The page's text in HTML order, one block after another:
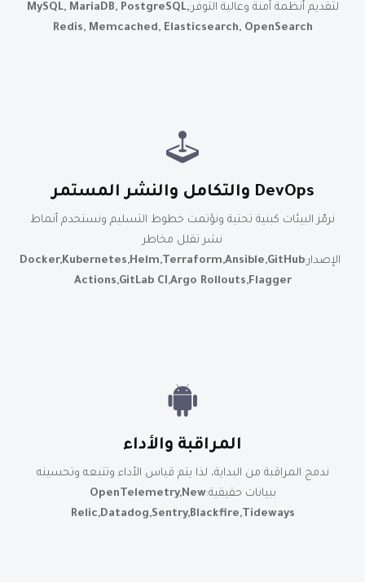
لتقديم أنظمة آمنة وعالية التوفر:MySQL, MariaDB, PostgreSQL,
Redis, Memcached, Elasticsearch, OpenSearch
DevOps والتكامل والنشر المستمر
نرمّز البيئات كبنية تحتية ونؤتمت خطوط التسليم ونستخدم أنماط
نشر تقلل مخاطر
الإصدار:Docker,Kubernetes,Helm,Terraform,Ansible,GitHub
Actions,GitLab CI,Argo Rollouts,Flagger
المراقبة والأداء
ندمج المراقبة من البداية، لذا يتم قياس الأداء وتتبعه وتحسينه
ببيانات حقيقية:OpenTelemetry,New
Relic,Datadog,Sentry,Blackfire,Tideways